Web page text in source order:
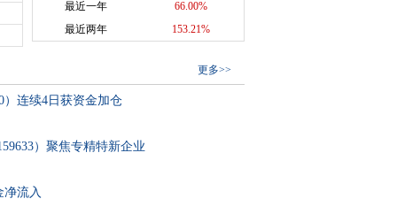
最近一年
66.00%
最近两年
153.21%
更多>>
）连续4日获资金加仓
）聚焦专精特新企业
净流入